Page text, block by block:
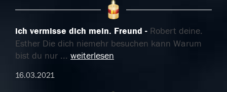
ich vermisse dich mein. Freund
Robert deine.
Esther Die dich niemehr besuchen kann Warum
bist du nur ... weiterlesen
16.03.2021